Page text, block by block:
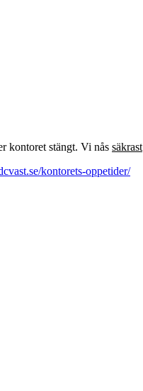
kontoret stängt. Vi nås säkrast
kontorets-oppetider/